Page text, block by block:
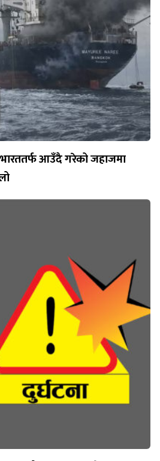
आउँदै गरेको जहाजमा